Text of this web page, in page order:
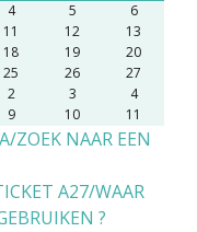
4 5
6
11 12
13
18 19
20
25 26
27
2 3
4
9 10 11
ZOEK NAAR EEN
A27/WAAR
?